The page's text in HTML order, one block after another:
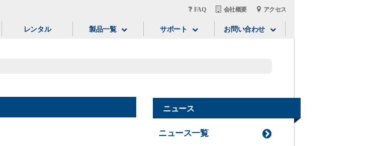
FAQ 会社概要 アクセス
レンタル 製品一覧 サポート お問い合わせ
ニュース
ニュース一覧